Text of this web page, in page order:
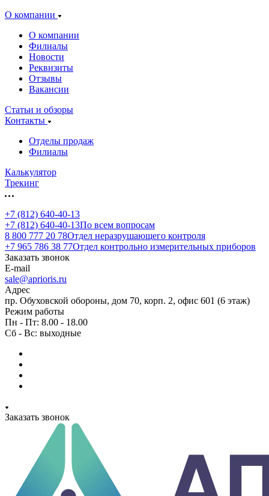
О компании
О компании
Филиалы
Новости
Реквизиты
Отзывы
Вакансии
Статьи и обзоры
Контакты
Отделы продаж
Филиалы
Калькулятор
Трекинг
+7 (812) 640-40-13
+7 (812) 640-40-13По всем вопросам
8 800 777 20 78Отдел неразрушающего контроля
+7 965 786 38 77Отдел контрольно измерительных приборов
Заказать звонок
E-mail
sale@aprioris.ru
Адрес
пр. Обуховской обороны, дом 70, корп. 2, офис 601 (6 этаж)
Режим работы
Пн - Пт: 8.00 - 18.00
Сб - Вс: выходные
Заказать звонок